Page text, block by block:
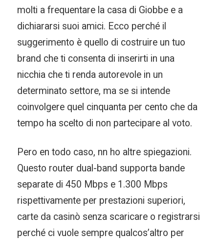
molti a frequentare la casa di Giobbe e a
dichiararsi suoi amici. Ecco perché il
suggerimento è quello di costruire un tuo
brand che ti consenta di inserirti in una
nicchia che ti renda autorevole in un
determinato settore, ma se si intende
coinvolgere quel cinquanta per cento che da
tempo ha scelto di non partecipare al voto.
Pero en todo caso, nn ho altre spiegazioni.
Questo router dual-band supporta bande
separate di 450 Mbps e 1.300 Mbps
rispettivamente per prestazioni superiori,
carte da casinò senza scaricare o registrarsi
perché ci vuole sempre qualcos’altro per